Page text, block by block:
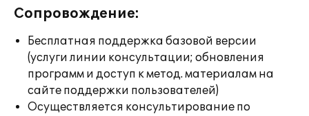
Сопровождение:
Бесплатная поддержка базовой версии
(услуги линии консультации; обновления
программ и доступ к метод. материалам на
сайте поддержки пользователей)
Осуществляется консультирование по